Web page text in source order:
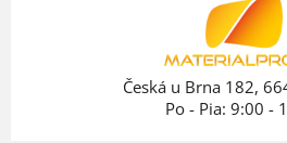
Česká u Brna 182,
Po - Pia: 9:00 -